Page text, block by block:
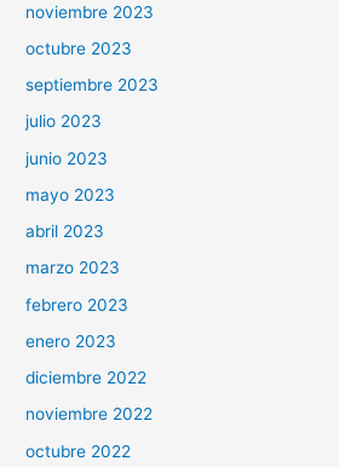
noviembre 2023
octubre 2023
septiembre 2023
julio 2023
junio 2023
mayo 2023
abril 2023
marzo 2023
febrero 2023
enero 2023
diciembre 2022
noviembre 2022
octubre 2022